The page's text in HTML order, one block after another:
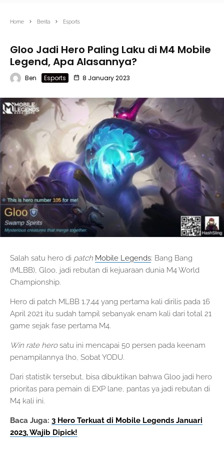
Home Berita Esports
Gloo Jadi Hero Paling Laku di M4 Mobile
Legend, Apa Alasannya?
Ben Esports 8 January 2023
Salah satu hero di patch Mobile Legends: Bang Bang
(MLBB), Gloo, jadi rebutan di kejuaraan dunia M4 World
Championship.
Hero di patch MLBB 1.7.44 yang pertama kali dirilis pada 16
April 2021 itu sudah tampil sebanyak enam kali dari total 21
game sejak fase pertama M4.
Win rate herosatu ini mencapai 50 persen pada keenam
penampilannya lho, Sobat YODU.
Dari statistik tersebut, bisa dibuktikan bahwa Gloo jadi hero
prioritas para pemain di EXP lane, pantas ya jadi rebutan di
M4 kali ini.
Baca Juga: 3 Hero Terkuat di Mobile Legends Januari
2023, Wajib Dipick!